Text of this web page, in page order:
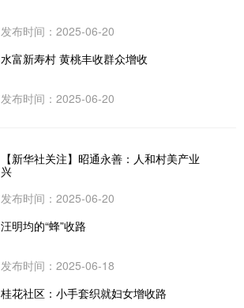
发布时间：2025-06-20
水富新寿村 黄桃丰收群众增收
发布时间：2025-06-20
【新华社关注】昭通永善：人和村美产业
兴
发布时间：2025-06-20
汪明均的“蜂”收路
发布时间：2025-06-18
桂花社区：小手套织就妇女增收路